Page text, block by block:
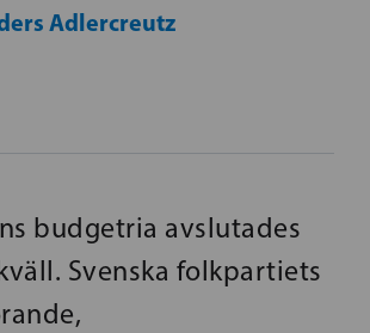
Adlercreutz
budgetria avslutades
Svenska folkpartiets